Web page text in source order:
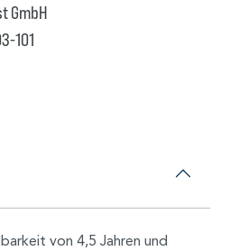
GmbH
101
von 4,5 Jahren und